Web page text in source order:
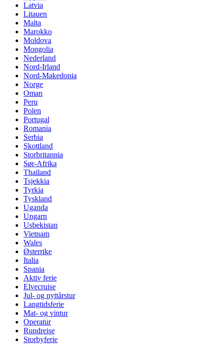
Latvia
Litauen
Malta
Marokko
Moldova
Mongolia
Nederland
Nord-Irland
Nord-Makedonia
Norge
Oman
Peru
Polen
Portugal
Romania
Serbia
Skottland
Storbritannia
Sør-Afrika
Thailand
Tsjekkia
Tyrkia
Tyskland
Uganda
Ungarn
Usbekistan
Vietnam
Wales
Østerrike
Italia
Spania
Aktiv ferie
Elvecruise
Jul- og nyttårstur
Langtidsferie
Mat- og vintur
Operatur
Rundreise
Storbyferie